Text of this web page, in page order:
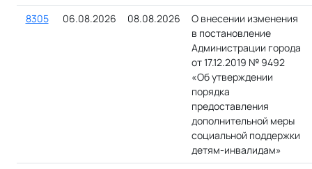
8305
06.08.2026 08.08.2026
О внесении изменения
в постановление
Администрации города
от 17.12.2019 № 9492
«Об утверждении
порядка
предоставления
дополнительной меры
социальной поддержки
детям-инвалидам»